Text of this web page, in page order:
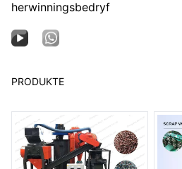
herwinningsbedryf
PRODUKTE